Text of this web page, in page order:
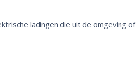
ladingen die uit de omgeving of